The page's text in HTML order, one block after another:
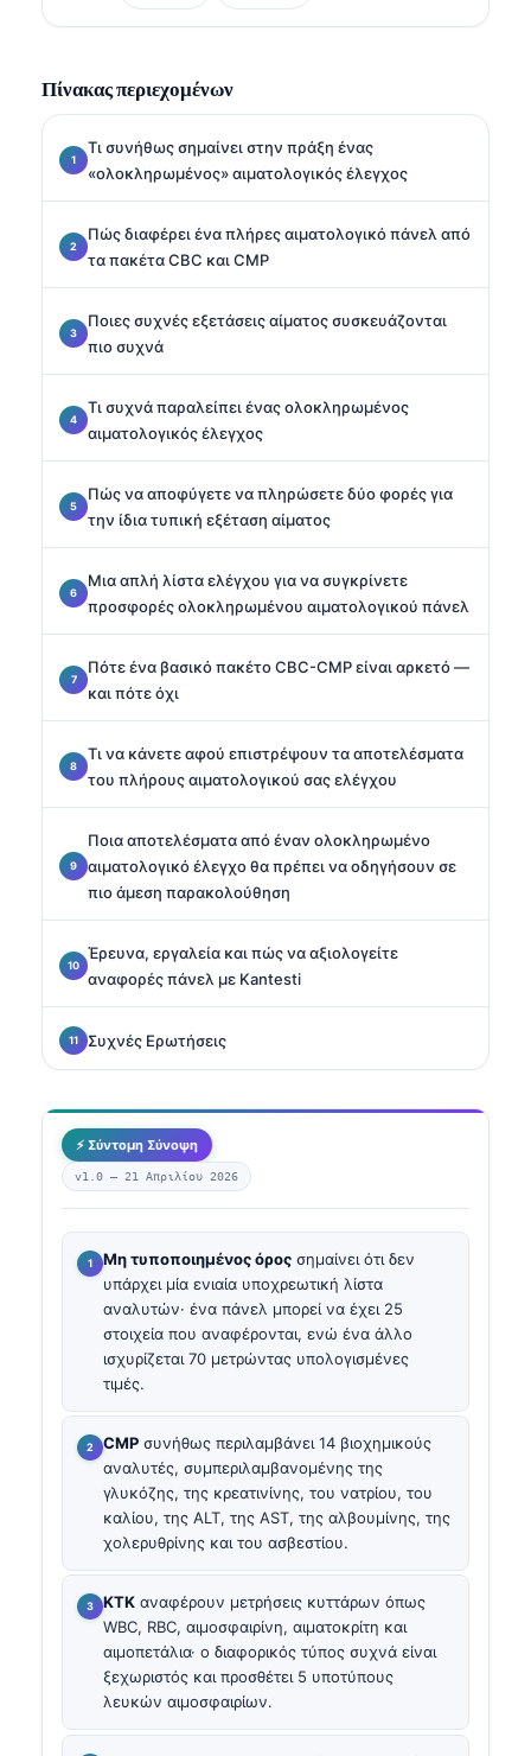
Πίνακας περιεχομένων
Τι συνήθως σημαίνει στην πράξη ένας
«ολοκληρωμένος» αιματολογικός έλεγχος
Πώς διαφέρει ένα πλήρες αιματολογικό πάνελ από
τα πακέτα CBC και CMP
Ποιες συχνές εξετάσεις αίματος συσκευάζονται
πιο συχνά
Τι συχνά παραλείπει ένας ολοκληρωμένος
αιματολογικός έλεγχος
Πώς να αποφύγετε να πληρώσετε δύο φορές για
την ίδια τυπική εξέταση αίματος
Μια απλή λίστα ελέγχου για να συγκρίνετε
προσφορές ολοκληρωμένου αιματολογικού πάνελ
Πότε ένα βασικό πακέτο CBC-CMP είναι αρκετό —
και πότε όχι
Τι να κάνετε αφού επιστρέψουν τα αποτελέσματα
του πλήρους αιματολογικού σας ελέγχου
Ποια αποτελέσματα από έναν ολοκληρωμένο
αιματολογικό έλεγχο θα πρέπει να οδηγήσουν σε
πιο άμεση παρακολούθηση
Έρευνα, εργαλεία και πώς να αξιολογείτε
αναφορές πάνελ με Kantesti
Συχνές Ερωτήσεις
⚡ Σύντομη Σύνοψη
v1.0 — 21 Απριλίου 2026
Μη τυποποιημένος όρος σημαίνει ότι δεν
υπάρχει μία ενιαία υποχρεωτική λίστα
αναλυτών· ένα πάνελ μπορεί να έχει 25
στοιχεία που αναφέρονται, ενώ ένα άλλο
ισχυρίζεται 70 μετρώντας υπολογισμένες
τιμές.
CMP συνήθως περιλαμβάνει 14 βιοχημικούς
αναλυτές, συμπεριλαμβανομένης της
γλυκόζης, της κρεατινίνης, του νατρίου, του
καλίου, της ALT, της AST, της αλβουμίνης, της
χολερυθρίνης και του ασβεστίου.
ΚΤΚ αναφέρουν μετρήσεις κυττάρων όπως
WBC, RBC, αιμοσφαιρίνη, αιματοκρίτη και
αιμοπετάλια· ο διαφορικός τύπος συχνά είναι
ξεχωριστός και προσθέτει 5 υποτύπους
λευκών αιμοσφαιρίων.